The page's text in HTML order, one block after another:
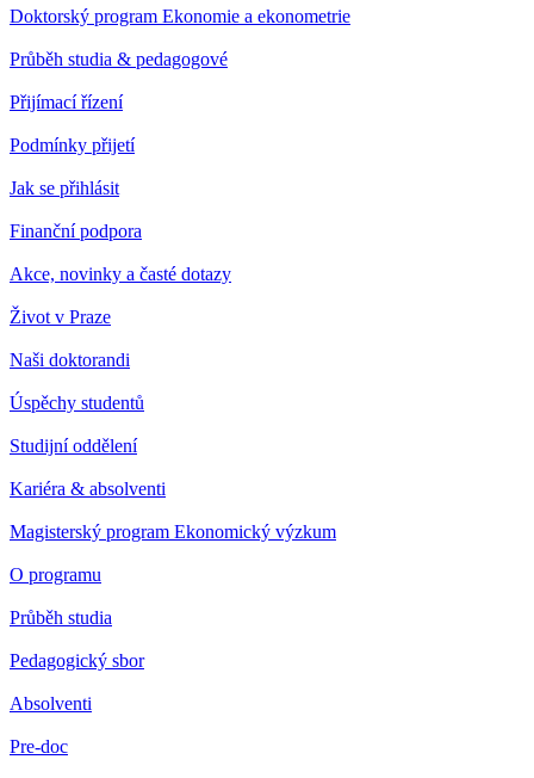
Doktorský program Ekonomie a ekonometrie
Průběh studia & pedagogové
Přijímací řízení
Podmínky přijetí
Jak se přihlásit
Finanční podpora
Akce, novinky a časté dotazy
Život v Praze
Naši doktorandi
Úspěchy studentů
Studijní oddělení
Kariéra & absolventi
Magisterský program Ekonomický výzkum
O programu
Průběh studia
Pedagogický sbor
Absolventi
Pre-doc